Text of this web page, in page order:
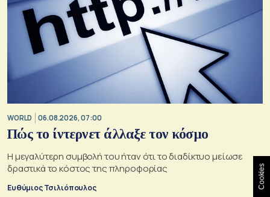
WORLD 06.08.2026, 07:00
Πώς το ίντερνετ άλλαξε τον κόσμο
Η μεγαλύτερη συμβολή του ήταν ότι το διαδίκτυο μείωσε
δραστικά το κόστος της πληροφορίας
Ευθύμιος Τσιλιόπουλος Cookies